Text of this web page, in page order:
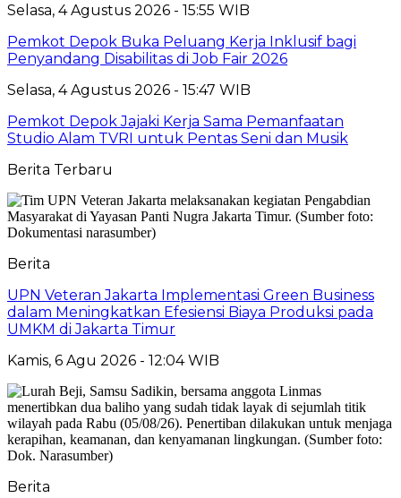
Selasa, 4 Agustus 2026 - 15:55 WIB
Pemkot Depok Buka Peluang Kerja Inklusif bagi
Penyandang Disabilitas di Job Fair 2026
Selasa, 4 Agustus 2026 - 15:47 WIB
Pemkot Depok Jajaki Kerja Sama Pemanfaatan
Studio Alam TVRI untuk Pentas Seni dan Musik
Berita Terbaru
Berita
UPN Veteran Jakarta Implementasi Green Business
dalam Meningkatkan Efesiensi Biaya Produksi pada
UMKM di Jakarta Timur
Kamis, 6 Agu 2026 - 12:04 WIB
Berita